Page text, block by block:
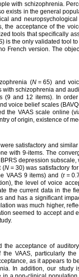
with schizophrenia.
exists in the general
and
the acceptance of the
tools that specifically
is the only validated tool
French version. The
(N = 65) and
schizophrenia and
(9 and 12 items). In
voice belief scales
the VAAS scale online
of origin, existence of
satisfactory and
with 9-items. The
depression
(N = 30) was satisfactory
VAAS 9 items) and (r =
the level of voice
the current data in the
and has a significant
was much higher,
seemed to accept and
acceptance of
VAAS, particularly
as it appears to
In addition, our